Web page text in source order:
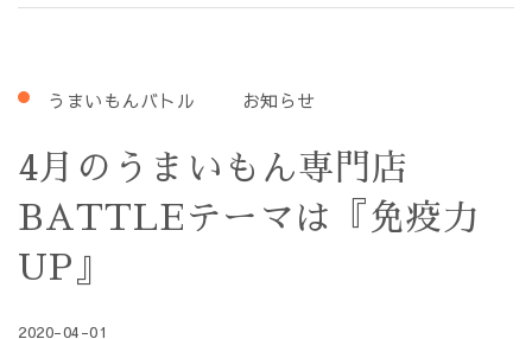
うまいもんバトル お知らせ
4月のうまいもん専門店
BATTLEテーマは『免疫力
UP』
2020-04-01